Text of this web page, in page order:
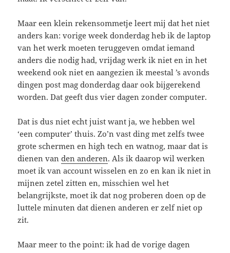
Maar een klein rekensommetje leert mij dat het niet
anders kan: vorige week donderdag heb ik de laptop
van het werk moeten teruggeven omdat iemand
anders die nodig had, vrijdag werk ik niet en in het
weekend ook niet en aangezien ik meestal ’s avonds
dingen post mag donderdag daar ook bijgerekend
worden. Dat geeft dus vier dagen zonder computer.
Dat is dus niet echt juist want ja, we hebben wel
‘een computer’ thuis. Zo’n vast ding met zelfs twee
grote schermen en high tech en watnog, maar dat is
dienen vanden anderen. Als ik daarop wil werken
moet ik van account wisselen en zo en kan ik niet in
mijnen zetel zitten en, misschien wel het
belangrijkste, moet ik dat nog proberen doen op de
luttele minuten dat dienen anderen er zelf niet op
zit.
Maar meer to the point: ik had de vorige dagen